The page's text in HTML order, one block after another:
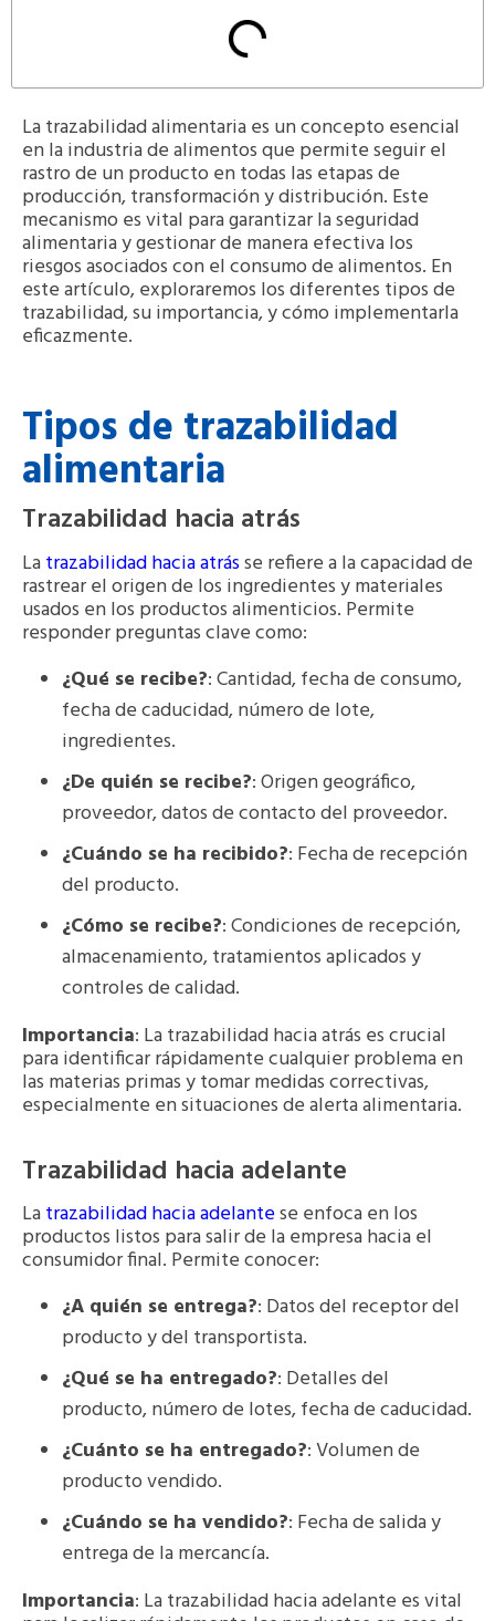
La trazabilidad alimentaria es un concepto esencial
en la industria de alimentos que permite seguir el
rastro de un producto en todas las etapas de
producción, transformación y distribución. Este
mecanismo es vital para garantizar la seguridad
alimentaria y gestionar de manera efectiva los
riesgos asociados con el consumo de alimentos. En
este artículo, exploraremos los diferentes tipos de
trazabilidad, su importancia, y cómo implementarla
eficazmente.
Tipos de trazabilidad
alimentaria
Trazabilidad hacia atrás
Latrazabilidad hacia atrásse refiere a la capacidad de
rastrear el origen de los ingredientes y materiales
usados en los productos alimenticios. Permite
responder preguntas clave como:
¿Qué se recibe?: Cantidad, fecha de consumo,
fecha de caducidad, número de lote,
ingredientes.
¿De quién se recibe?: Origen geográfico,
proveedor, datos de contacto del proveedor.
¿Cuándo se ha recibido?: Fecha de recepción
del producto.
¿Cómo se recibe?: Condiciones de recepción,
almacenamiento, tratamientos aplicados y
controles de calidad.
Importancia: La trazabilidad hacia atrás es crucial
para identificar rápidamente cualquier problema en
las materias primas y tomar medidas correctivas,
especialmente en situaciones de alerta alimentaria.
Trazabilidad hacia adelante
Latrazabilidad hacia adelantese enfoca en los
productos listos para salir de la empresa hacia el
consumidor final. Permite conocer:
¿A quién se entrega?: Datos del receptor del
producto y del transportista.
¿Qué se ha entregado?: Detalles del
producto, número de lotes, fecha de caducidad.
¿Cuánto se ha entregado?: Volumen de
producto vendido.
¿Cuándo se ha vendido?: Fecha de salida y
entrega de la mercancía.
Importancia: La trazabilidad hacia adelante es vital